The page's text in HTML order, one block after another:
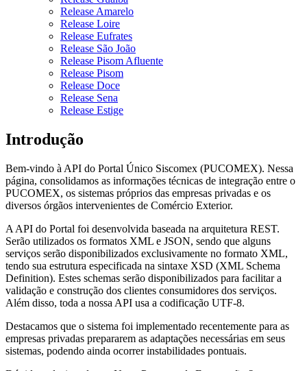
Release Amarelo
Release Loire
Release Eufrates
Release São João
Release Pisom Afluente
Release Pisom
Release Doce
Release Sena
Release Estige
Introdução
Bem-vindo à API do Portal Único Siscomex (PUCOMEX). Nessa
página, consolidamos as informações técnicas de integração entre o
PUCOMEX, os sistemas próprios das empresas privadas e os
diversos órgãos intervenientes de Comércio Exterior.
A API do Portal foi desenvolvida baseada na arquitetura REST.
Serão utilizados os formatos XML e JSON, sendo que alguns
serviços serão disponibilizados exclusivamente no formato XML,
tendo sua estrutura especificada na sintaxe XSD (XML Schema
Definition). Estes schemas serão disponibilizados para facilitar a
validação e construção dos clientes consumidores dos serviços.
Além disso, toda a nossa API usa a codificação UTF-8.
Destacamos que o sistema foi implementado recentemente para as
empresas privadas prepararem as adaptações necessárias em seus
sistemas, podendo ainda ocorrer instabilidades pontuais.